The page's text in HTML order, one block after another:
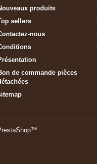
produits
sellers
nous
de commande pièces